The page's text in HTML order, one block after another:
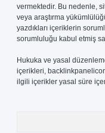
vermektedir. Bu nedenle,
veya araştırma
yazdıkları içeriklerin
sorumluluğu kabul etmiş
Hukuka ve yasal
içerikleri,
ilgili içerikler yasal süre